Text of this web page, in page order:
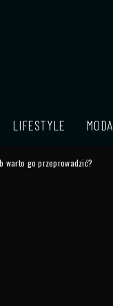
LIFESTYLE MODA
warto go przeprowadzić?